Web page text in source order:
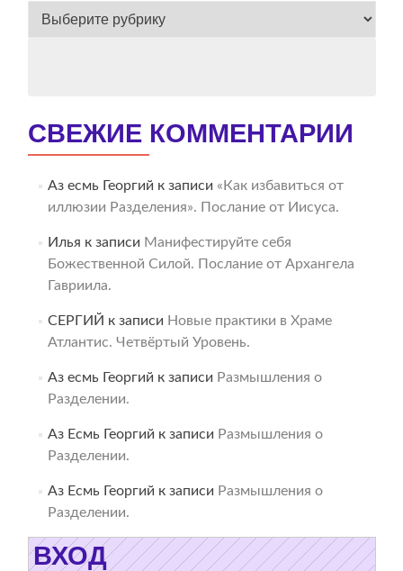
ВЕСЬ
СВЕЖИЕ КОММЕНТАРИИ
Аз есмь Георгий к записи «Как избавиться от
иллюзии Разделения». Послание от Иисуса.
Илья к записи Манифестируйте себя
Божественной Силой. Послание от Архангела
Гавриила.
СЕРГИЙ к записи Новые практики в Храме
Атлантис. Четвёртый Уровень.
Аз есмь Георгий к записи Размышления о
Разделении.
Аз Есмь Георгий к записи Размышления о
Разделении.
Аз Есмь Георгий к записи Размышления о
Разделении.
ВХОД